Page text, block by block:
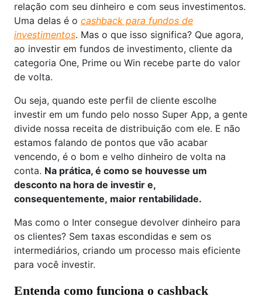
relação com seu dinheiro e com seus investimentos.
Uma delas é o cashback para fundos de
investimentos. Mas o que isso significa? Que agora,
ao investir em fundos de investimento, cliente da
categoria One, Prime ou Win recebe parte do valor
de volta.
Ou seja, quando este perfil de cliente escolhe
investir em um fundo pelo nosso Super App, a gente
divide nossa receita de distribuição com ele. E não
estamos falando de pontos que vão acabar
vencendo, é o bom e velho dinheiro de volta na
conta. Na prática, é como se houvesse um
desconto na hora de investir e,
consequentemente, maior rentabilidade.
Mas como o Inter consegue devolver dinheiro para
os clientes? Sem taxas escondidas e sem os
intermediários, criando um processo mais eficiente
para você investir.
Entenda como funciona o cashback